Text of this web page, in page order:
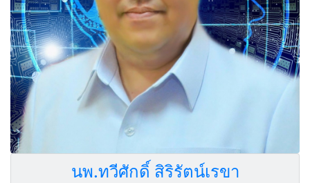
นพ.ทวีศักดิ์ สิริรัตน์เรขา